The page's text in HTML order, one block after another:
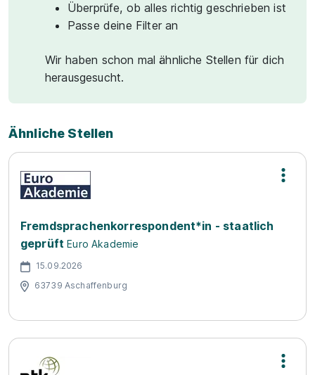
Überprüfe, ob alles richtig geschrieben ist
Passe deine Filter an
Wir haben schon mal ähnliche Stellen für dich
herausgesucht.
Ähnliche Stellen
Fremdsprachenkorrespondent*in - staatlich
geprüft Euro Akademie
15.09.2026
63739 Aschaffenburg